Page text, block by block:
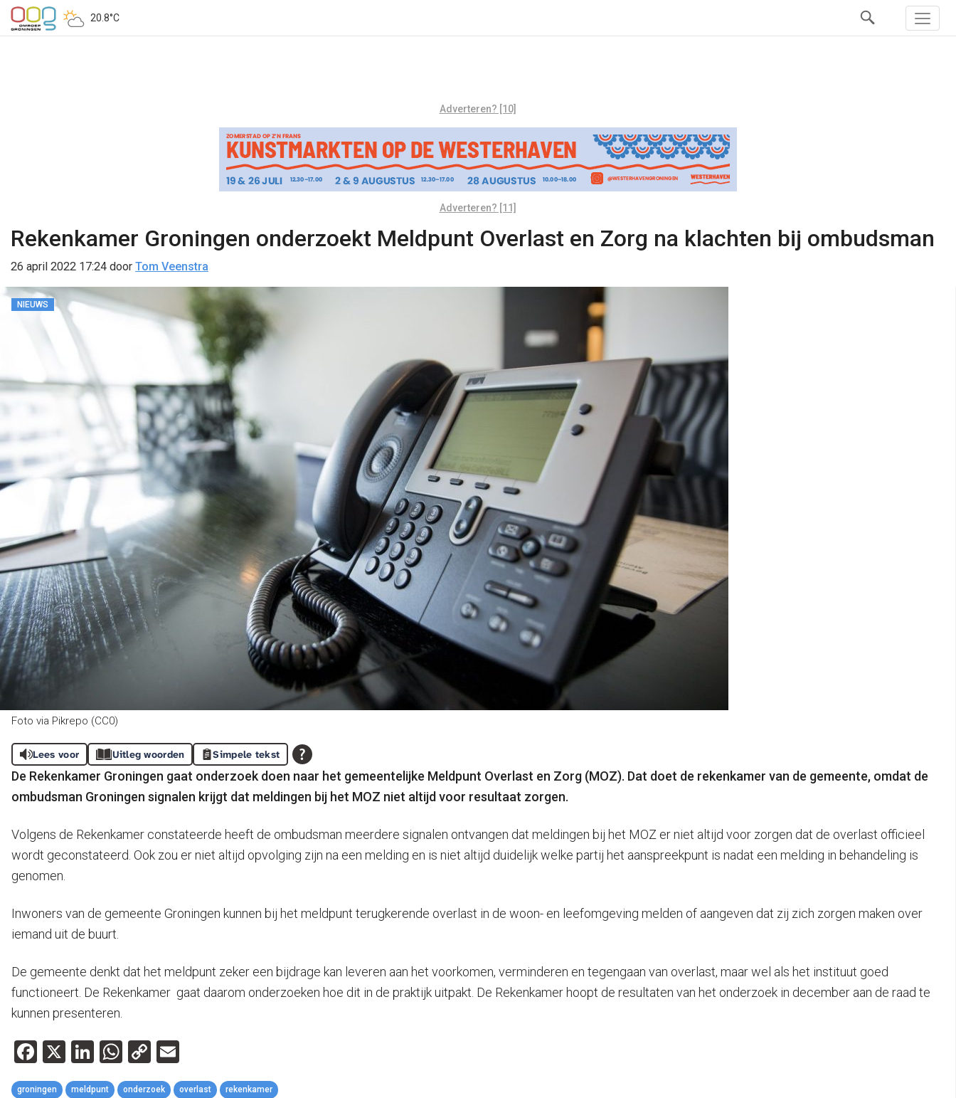
20.8°C
Adverteren? [10]
Adverteren? [11]
Rekenkamer Groningen onderzoekt Meldpunt Overlast en Zorg na klachten bij ombudsman
26 april 2022 17:24 door Tom Veenstra
NIEUWS
Foto via Pikrepo (CC0)
Lees voor Uitleg woorden Simpele tekst
De Rekenkamer Groningen gaat onderzoek doen naar het gemeentelijke Meldpunt Overlast en Zorg (MOZ). Dat doet de rekenkamer van de gemeente, omdat de
ombudsman Groningen signalen krijgt dat meldingen bij het MOZ niet altijd voor resultaat zorgen.
Volgens de Rekenkamer constateerde heeft de ombudsman meerdere signalen ontvangen dat meldingen bij het MOZ er niet altijd voor zorgen dat de overlast officieel
wordt geconstateerd. Ook zou er niet altijd opvolging zijn na een melding en is niet altijd duidelijk welke partij het aanspreekpunt is nadat een melding in behandeling is
genomen.
Inwoners van de gemeente Groningen kunnen bij het meldpunt terugkerende overlast in de woon- en leefomgeving melden of aangeven dat zij zich zorgen maken over
iemand uit de buurt.
De gemeente denkt dat het meldpunt zeker een bijdrage kan leveren aan het voorkomen, verminderen en tegengaan van overlast, maar wel als het instituut goed
functioneert. De Rekenkamer gaat daarom onderzoeken hoe dit in de praktijk uitpakt. De Rekenkamer hoopt de resultaten van het onderzoek in december aan de raad te
kunnen presenteren.
Facebook
X LinkedIn
WhatsApp
Copy
Link
groningen meldpunt onderzoek overlast rekenkamer